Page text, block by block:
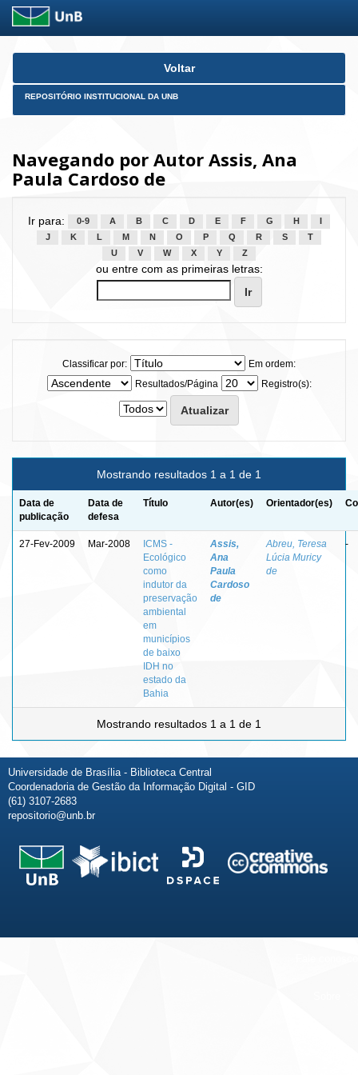
Skip
Voltar
REPOSITÓRIO INSTITUCIONAL DA UNB
Navegando por Autor Assis, Ana
Paula Cardoso de
Ir para: 0-9 A B C D E F G H
J
K L M N O P Q R S
T
U
V W X Y Z
ou entre com as primeiras letras:
Classificar por:
Em ordem:
Resultados/Página
Registro(s):
Mostrando resultados 1 a 1 de 1
Data de
publicação
Data de
defesa
Título Autor(es) Orientador(es)
27-Fev-2009 Mar-2008
ICMS -
Ecológico
como
indutor da
preservação
ambiental
em
municípios
de baixo
IDH no
estado da
Bahia
Assis,
Ana
Paula
Cardoso
de
Abreu, Teresa
Lúcia Muricy
de
-
Mostrando resultados 1 a 1 de 1
Universidade de Brasília - Biblioteca Central
Coordenadoria de Gestão da Informação Digital - GID
(61) 3107-2683
repositorio@unb.br